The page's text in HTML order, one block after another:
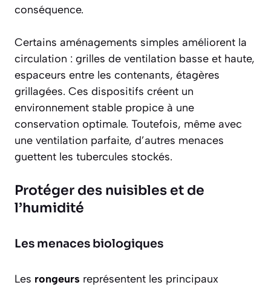
conséquence.
Certains aménagements simples améliorent la
circulation : grilles de ventilation basse et haute,
espaceurs entre les contenants, étagères
grillagées. Ces dispositifs créent un
environnement stable propice à une
conservation optimale. Toutefois, même avec
une ventilation parfaite, d’autres menaces
guettent les tubercules stockés.
Protéger des nuisibles et de
l’humidité
Les menaces biologiques
Les rongeurs représentent les principaux